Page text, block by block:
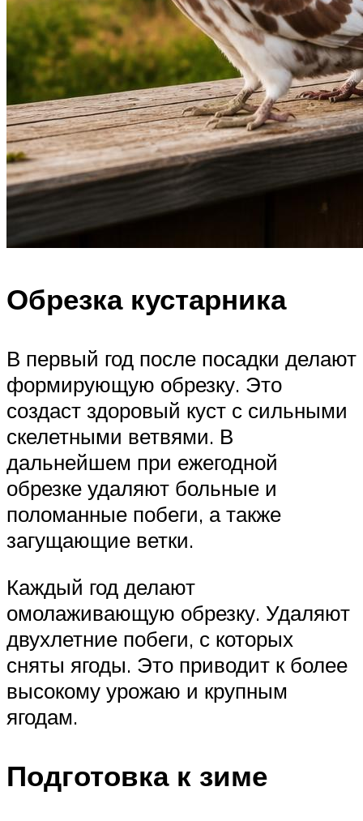
Обрезка кустарника
В первый год после посадки делают
формирующую обрезку. Это
создаст здоровый куст с сильными
скелетными ветвями. В
дальнейшем при ежегодной
обрезке удаляют больные и
поломанные побеги, а также
загущающие ветки.
Каждый год делают
омолаживающую обрезку. Удаляют
двухлетние побеги, с которых
сняты ягоды. Это приводит к более
высокому урожаю и крупным
ягодам.
Подготовка к зиме